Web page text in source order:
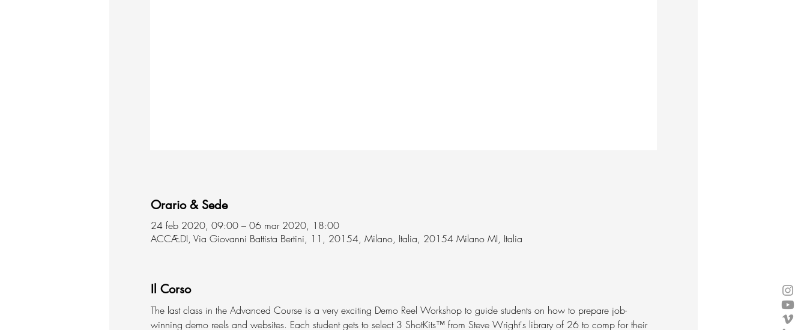
Orario & Sede
24 feb 2020, 09:00 – 06 mar 2020, 18:00
ACCÆDI, Via Giovanni Battista Bertini, 11, 20154, Milano, Italia, 20154 Milano MI, Italia
Il Corso
The last class in the Advanced Course is a very exciting Demo Reel Workshop to guide students on how to prepare job-
winning demo reels and websites. Each student gets to select 3 ShotKits™ from Steve Wright's library of 26 to comp for their